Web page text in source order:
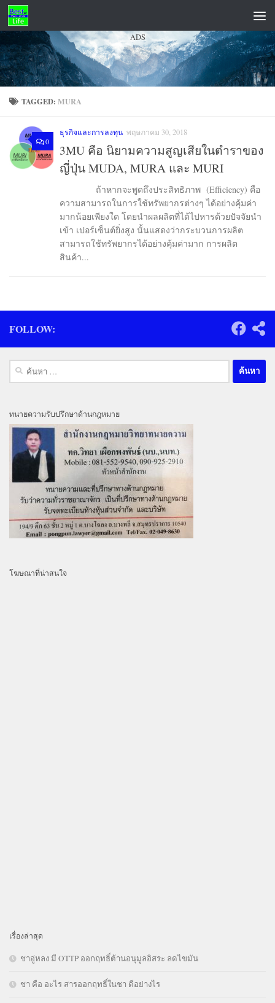
Skip to content
ADS
TAGGED:MURA
0
ธุรกิจและการลงทุน พฤษภาคม 30, 2018
3MU คือ นิยามความสูญเสียในตำราของ
ญี่ปุ่น MUDA, MURA และ MURI
ถ้าหากจะพูดถึงประสิทธิภาพ (Efficiency) คือ
ความสามารถในการใช้ทรัพยากรต่างๆ ได้อย่างคุ้มค่า
มากน้อยเพียงใด โดยนำผลผลิตที่ได้ไปหารด้วยปัจจัยนำ
เข้า เปอร์เซ็นต์ยิ่งสูง นั้นแสดงว่ากระบวนการผลิต
สามารถใช้ทรัพยากรได้อย่างคุ้มค่ามาก การผลิต
สินค้า...
FOLLOW:
ค้นหา
สำหรับ:
ทนายความรับปรึกษาด้านกฎหมาย
โฆษณาที่น่าสนใจ
เรื่องล่าสุด
ชาอู่หลง มี OTTP ออกฤทธิ์ต้านอนุมูลอิสระ ลดไขมัน
ชา คือ อะไร สารออกฤทธิ์ในชา ดีอย่างไร